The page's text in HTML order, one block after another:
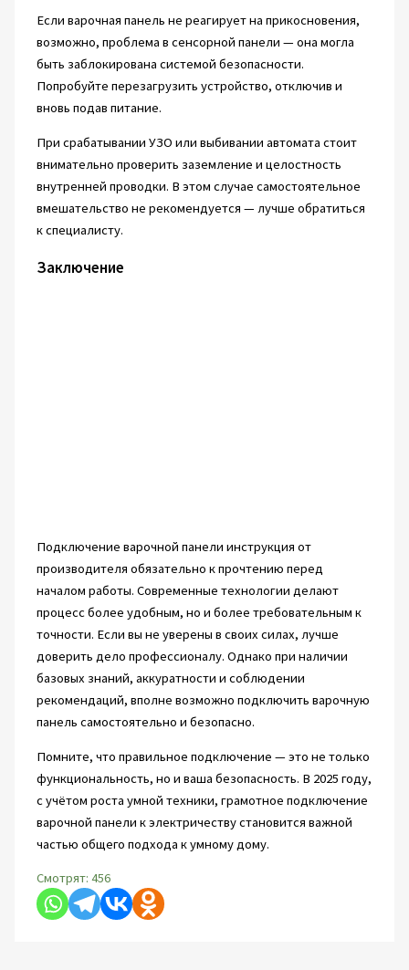
Если варочная панель не реагирует на прикосновения,
возможно, проблема в сенсорной панели — она могла
быть заблокирована системой безопасности.
Попробуйте перезагрузить устройство, отключив и
вновь подав питание.
При срабатывании УЗО или выбивании автомата стоит
внимательно проверить заземление и целостность
внутренней проводки. В этом случае самостоятельное
вмешательство не рекомендуется — лучше обратиться
к специалисту.
Заключение
Подключение варочной панели инструкция от
производителя обязательно к прочтению перед
началом работы. Современные технологии делают
процесс более удобным, но и более требовательным к
точности. Если вы не уверены в своих силах, лучше
доверить дело профессионалу. Однако при наличии
базовых знаний, аккуратности и соблюдении
рекомендаций, вполне возможно подключить варочную
панель самостоятельно и безопасно.
Помните, что правильное подключение — это не только
функциональность, но и ваша безопасность. В 2025 году,
с учётом роста умной техники, грамотное подключение
варочной панели к электричеству становится важной
частью общего подхода к умному дому.
Смотрят: 456